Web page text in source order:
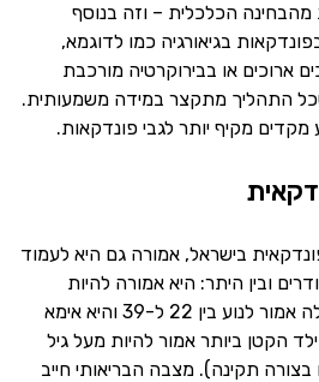
מהבחינה הכלכלית – וזה בנוסף
בגיאורגיה כמו לדוגמא,
ארוכים או בבירוקרטיה מורכבת
התהליך מתקצר במידה משמעותית.
מקיף יותר לגבי פונדקאות.
בישראל, אמורה גם היא לעמוד
ובין היתר: היא אמורה להיות
ישראלית ותושבת הארץ, גילה אמור לנוע בין 22 ל-39 והיא אימא
ל-3 ילדים (הילד הקטן ביותר אמור להיות מעל גיל
תקינה). מצבה הבריאותי חייב